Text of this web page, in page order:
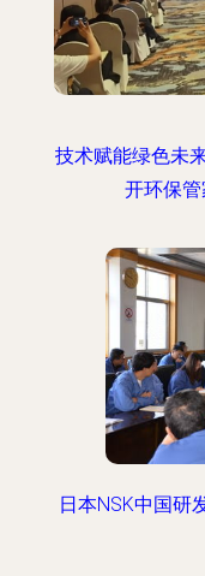
技术赋能绿色未
开环保
日本NSK中国研